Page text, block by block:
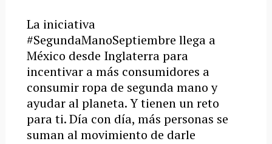
La iniciativa
#SegundaManoSeptiembre llega a
México desde Inglaterra para
incentivar a más consumidores a
consumir ropa de segunda mano y
ayudar al planeta. Y tienen un reto
para ti. Día con día, más personas se
suman al movimiento de darle